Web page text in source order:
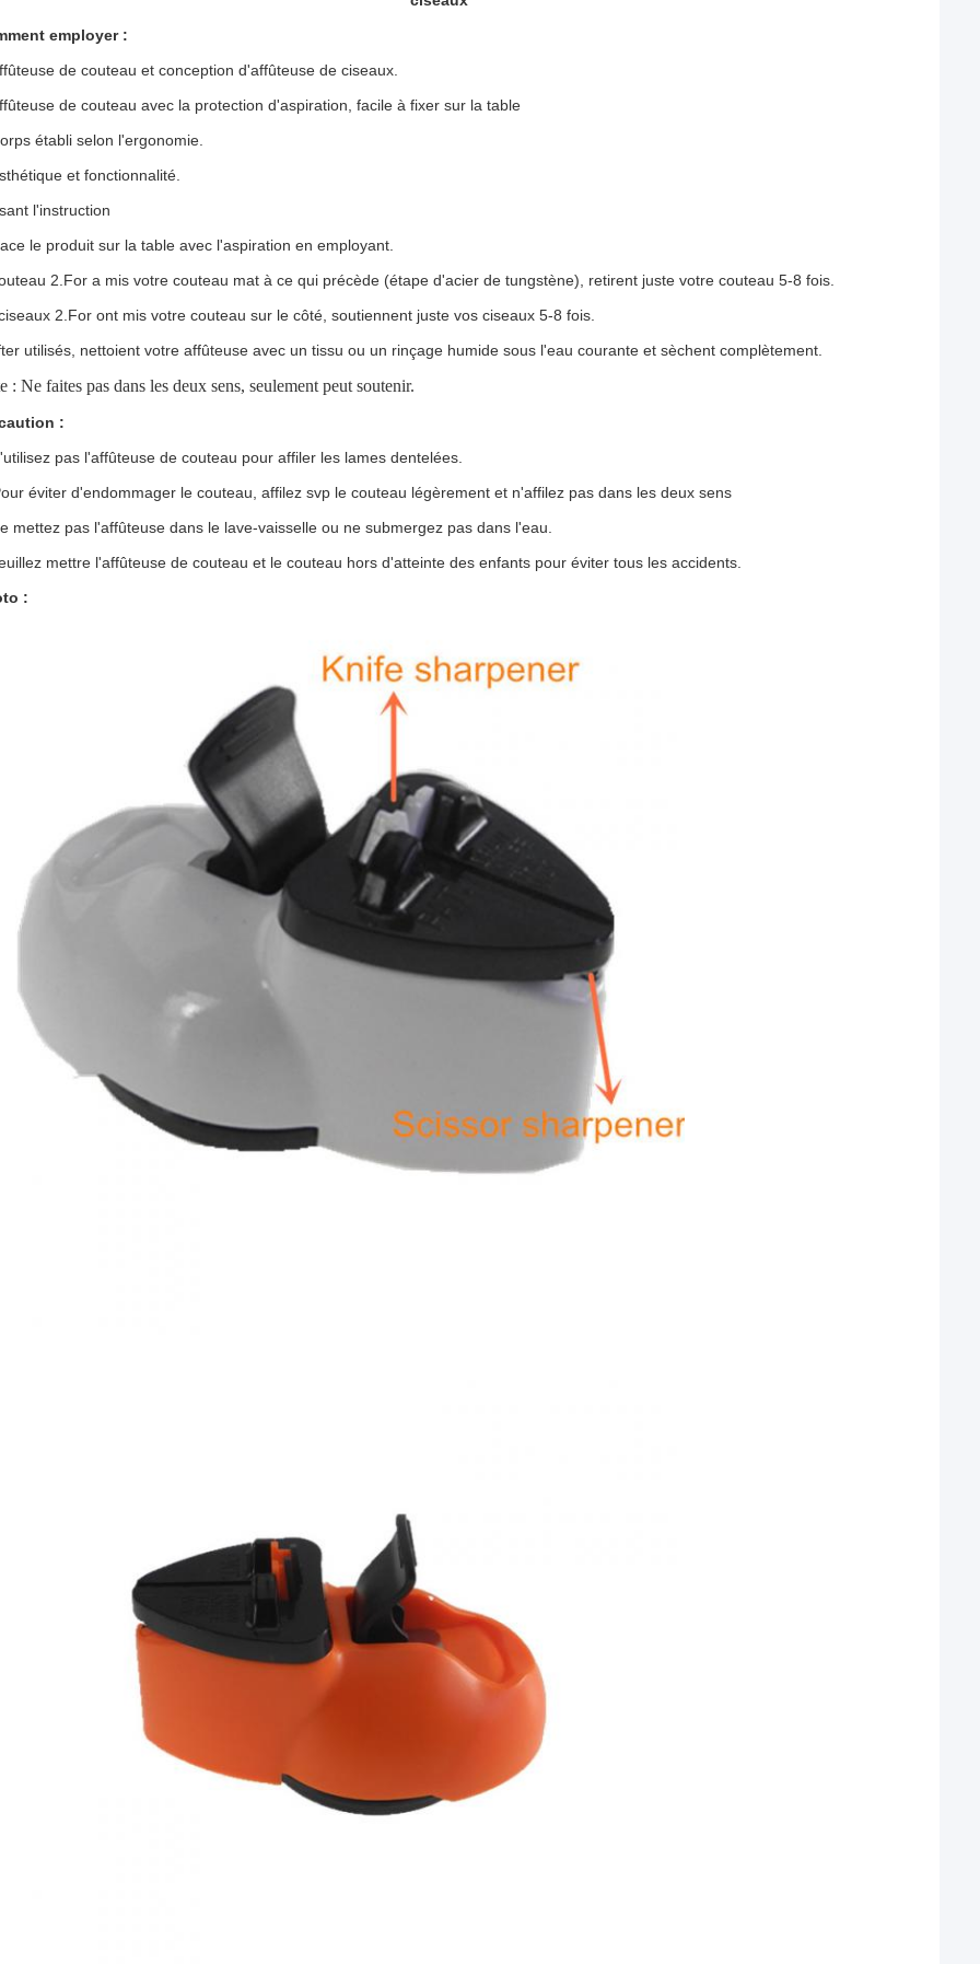
employer :
de couteau et conception d'affûteuse de ciseaux.
de couteau avec la protection d'aspiration, facile à fixer sur la table
établi selon l'ergonomie.
et fonctionnalité.
l'instruction
le produit sur la table avec l'aspiration en employant.
2.For a mis votre couteau mat à ce qui précède (étape d'acier de tungstène), retirent juste votre couteau 5-8 fois.
2.For ont mis votre couteau sur le côté, soutiennent juste vos ciseaux 5-8 fois.
utilisés, nettoient votre affûteuse avec un tissu ou un rinçage humide sous l'eau courante et sèchent complètement.
: Ne faites pas dans les deux sens, seulement peut soutenir.
:
pas l'affûteuse de couteau pour affiler les lames dentelées.
éviter d'endommager le couteau, affilez svp le couteau légèrement et n'affilez pas dans les deux sens
mettez pas l'affûteuse dans le lave-vaisselle ou ne submergez pas dans l'eau.
mettre l'affûteuse de couteau et le couteau hors d'atteinte des enfants pour éviter tous les accidents.
: